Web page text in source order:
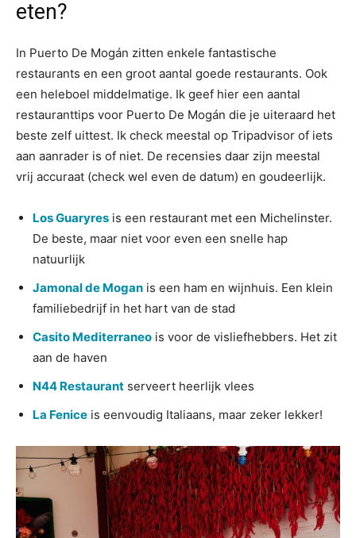
eten?
In Puerto De Mogán zitten enkele fantastische
restaurants en een groot aantal goede restaurants. Ook
een heleboel middelmatige. Ik geef hier een aantal
restauranttips voor Puerto De Mogán die je uiteraard het
beste zelf uittest. Ik check meestal op Tripadvisor of iets
aan aanrader is of niet. De recensies daar zijn meestal
vrij accuraat (check wel even de datum) en goudeerlijk.
Los Guaryres is een restaurant met een Michelinster.
De beste, maar niet voor even een snelle hap
natuurlijk
Jamonal de Mogan is een ham en wijnhuis. Een klein
familiebedrijf in het hart van de stad
Casito Mediterraneo is voor de visliefhebbers. Het zit
aan de haven
N44 Restaurant serveert heerlijk vlees
La Fenice is eenvoudig Italiaans, maar zeker lekker!